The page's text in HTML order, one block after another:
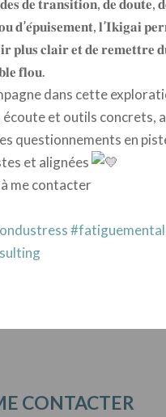
𝐝𝐞 𝐭𝐫𝐚𝐧𝐬𝐢𝐭𝐢𝐨𝐧, 𝐝𝐞 𝐝𝐨𝐮𝐭𝐞,
𝐝’𝐞́𝐩𝐮𝐢𝐬𝐞𝐦𝐞𝐧𝐭, 𝐥’𝐈𝐤𝐢𝐠𝐚𝐢
𝐩𝐥𝐮𝐬 𝐜𝐥𝐚𝐢𝐫 𝐞𝐭 𝐝𝐞 𝐫𝐞𝐦𝐞𝐭𝐭𝐫𝐞
𝐟𝐥𝐨𝐮.
dans cette
écoute et outils concrets,
questionnements en
et alignées
à me contacter
CONTACTER